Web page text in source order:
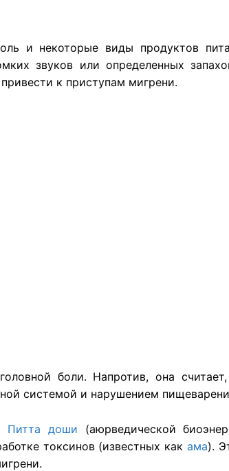
и некоторые виды продуктов
звуков или определенных
к приступам мигрени.
боли. Напротив, она
системой и нарушением
Питта доши (аюрведической
токсинов (известных как ама).